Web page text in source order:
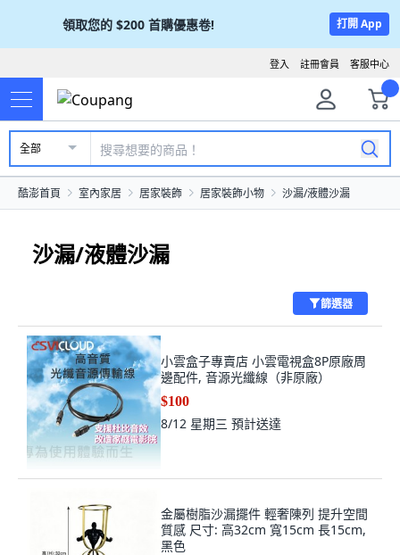
領取您的 $200 首購優惠卷! 打開 App
客服中心
註冊會員
登入
全部
酷澎首頁 室內家居 居家裝飾 居家裝飾小物 沙漏/液體沙漏
沙漏/液體沙漏
篩選器
小雲盒子專賣店 小雲電視盒8P原廠周
邊配件, 音源光纖線（非原廠）
$100
8/12 星期三 預計送達
金屬樹脂沙漏擺件 輕奢陳列 提升空間
質感 尺寸: 高32cm 寬15cm 長15cm,
黑色